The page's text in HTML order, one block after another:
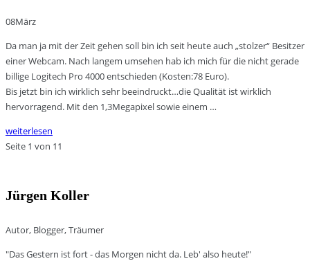
08März
Da man ja mit der Zeit gehen soll bin ich seit heute auch „stolzer“ Besitzer
einer Webcam. Nach langem umsehen hab ich mich für die nicht gerade
billige Logitech Pro 4000 entschieden (Kosten:78 Euro).
Bis jetzt bin ich wirklich sehr beeindruckt…die Qualität ist wirklich
hervorragend. Mit den 1,3Megapixel sowie einem …
weiterlesen
Seite 1 von 11
Jürgen Koller
Autor, Blogger, Träumer
"Das Gestern ist fort - das Morgen nicht da. Leb' also heute!"